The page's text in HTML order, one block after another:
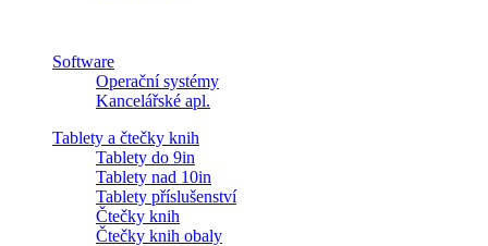
Software
Operační systémy
Kancelářské apl.
Tablety a čtečky knih
Tablety do 9in
Tablety nad 10in
Tablety příslušenství
Čtečky knih
Čtečky knih obaly